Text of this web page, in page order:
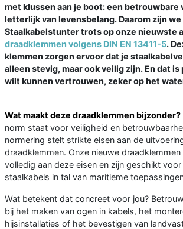
met klussen aan je boot: een betrouwbare
letterlijk van levensbelang. Daarom zijn we
Staalkabelstunter trots op onze nieuwste
draadklemmen volgens DIN EN 13411-5.
klemmen zorgen ervoor dat je
alleen stevig, maar ook veilig zijn. En dat is
wilt kunnen vertrouwen, zeker op het
Wat maakt deze draadklemmen bijzonder?
norm staat voor veiligheid en
normering stelt strikte eisen aan de
draadklemmen. Onze nieuwe
volledig aan deze eisen en zijn geschikt
staalkabels in tal van maritieme
Wat betekent dat concreet voor jou?
bij het maken van ogen in kabels, het
hijsinstallaties of het bevestigen van